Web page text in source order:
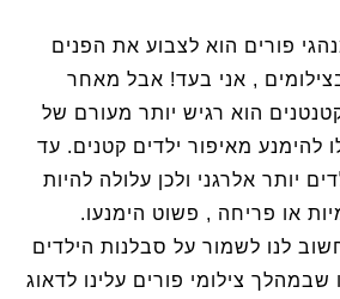
פורים הוא לצבוע את הפנים
, אני בעד! אבל מאחר
הוא רגיש יותר מעורם של
להימנע מאיפור ילדים קטנים. עד
ילדים יותר אלרגני ולכן עלולה להיות
או פריחה , פשוט הימנעו.
לנו לשמור על סבלנות הילדים
צילומי פורים עלינו לדאוג